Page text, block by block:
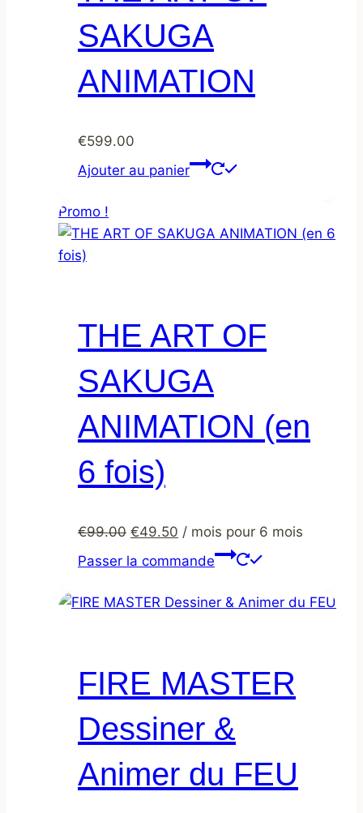
SAKUGA
ANIMATION
€599.00
Ajouter au panier
Promo !
THE ART OF
SAKUGA
ANIMATION (en
6 fois)
€99.00 Le
était :
€49.50 Le
est :
/ mois pour 6 mois
Passer la commande
FIRE MASTER
Dessiner &
Animer du FEU